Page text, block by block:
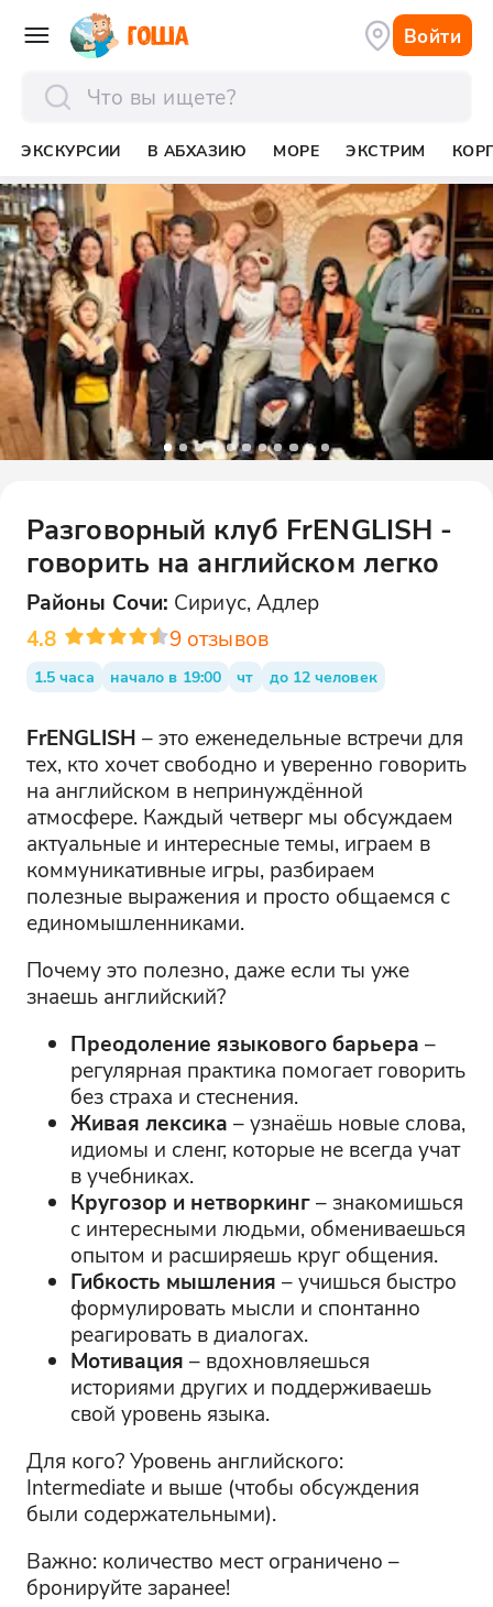
Войти
ЭКСКУРСИИ В АБХАЗИЮ МОРЕ ЭКСТРИМ
Разговорный клуб FrENGLISH -
говорить на английском легко
Районы Сочи: Сириус, Адлер
4.8
9 отзывов
1.5 часа начало в 19:00 чт до 12 человек
FrENGLISH – это еженедельные встречи для
тех, кто хочет свободно и уверенно говорить
на английском в непринуждённой
атмосфере. Каждый четверг мы обсуждаем
актуальные и интересные темы, играем в
коммуникативные игры, разбираем
полезные выражения и просто общаемся с
единомышленниками.
Почему это полезно, даже если ты уже
знаешь английский?
Преодоление языкового барьера –
регулярная практика помогает говорить
без страха и стеснения.
Живая лексика – узнаёшь новые слова,
идиомы и сленг, которые не всегда учат
в учебниках.
Кругозор и нетворкинг– знакомишься
с интересными людьми, обмениваешься
опытом и расширяешь круг общения.
Гибкость мышления – учишься быстро
формулировать мысли и спонтанно
реагировать в диалогах.
Мотивация – вдохновляешься
историями других и поддерживаешь
свой уровень языка.
Для кого? Уровень английского:
Intermediate и выше (чтобы обсуждения
были содержательными).
Важно: количество мест ограничено –
бронируйте заранее!